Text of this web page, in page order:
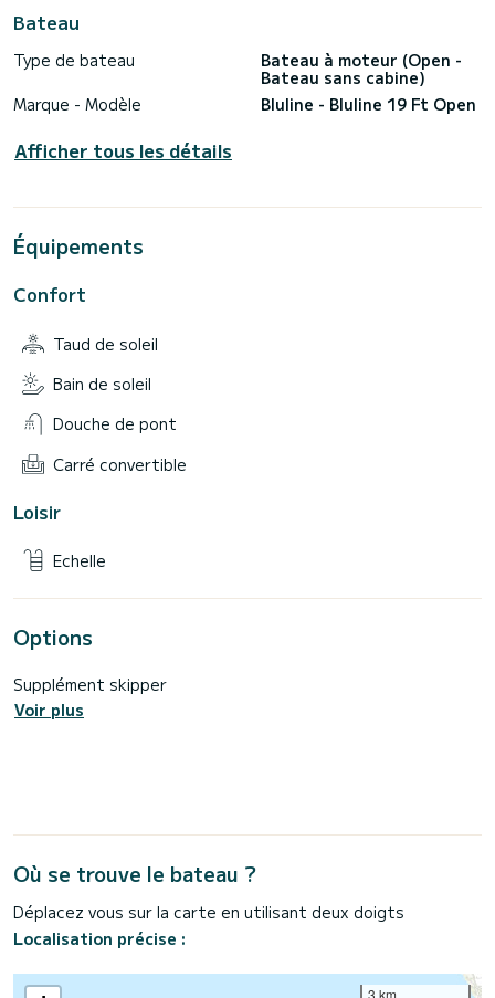
Bateau
Type de bateau
Bateau à moteur (Open -
Bateau sans cabine)
Marque - Modèle
Bluline - Bluline 19 Ft Open
Afficher tous les détails
Équipements
Confort
Taud de soleil
Bain de soleil
Douche de pont
Carré convertible
Loisir
Echelle
Options
Supplément skipper
Voir plus
Où se trouve le bateau ?
Déplacez vous sur la carte en utilisant deux doigts
Localisation précise :
3 km